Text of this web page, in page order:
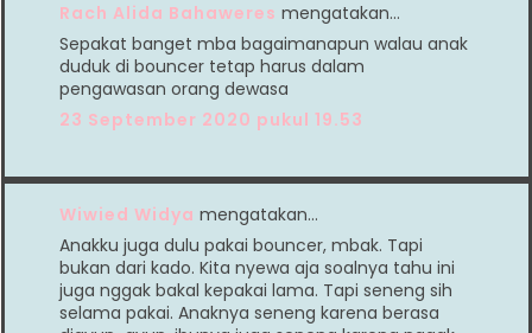
Rach Alida Bahaweres mengatakan…
Sepakat banget mba bagaimanapun walau anak
duduk di bouncer tetap harus dalam
pengawasan orang dewasa
23 September 2020 pukul 19.53
Wiwied Widya mengatakan…
Anakku juga dulu pakai bouncer, mbak. Tapi
bukan dari kado. Kita nyewa aja soalnya tahu ini
juga nggak bakal kepakai lama. Tapi seneng sih
selama pakai. Anaknya seneng karena berasa